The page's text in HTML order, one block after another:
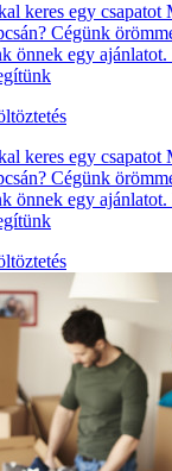
keres egy csapatot
Cégünk
önnek egy
keres egy csapatot
Cégünk
önnek egy